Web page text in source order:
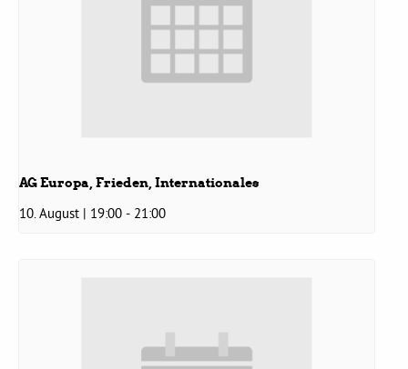
Engagement-Sprechstunde
AG Europa, Frieden, Internationales
10. August | 19:00 - 21:00